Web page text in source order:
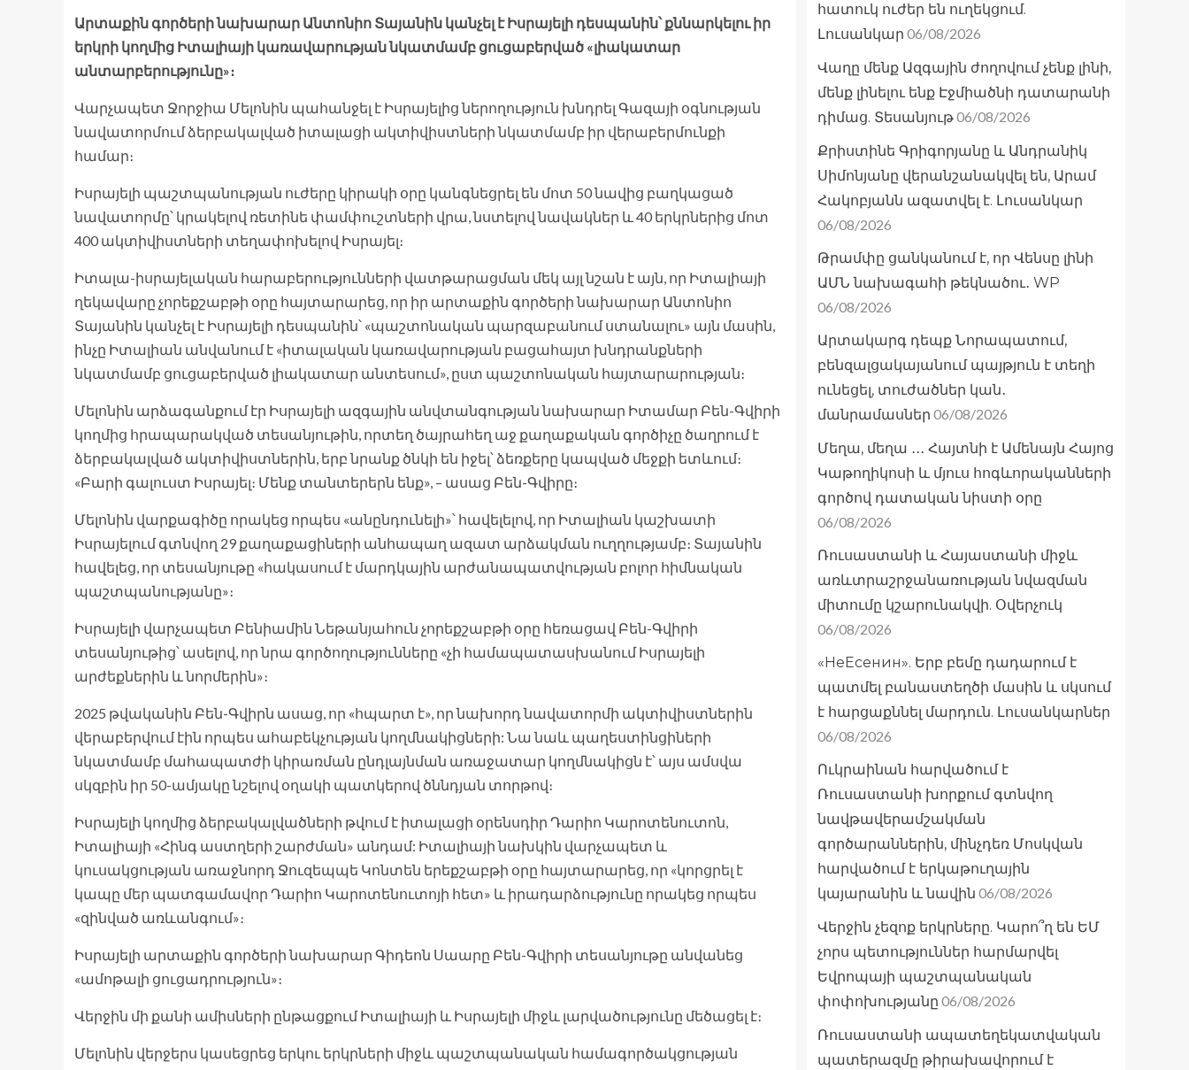
Արտաքին գործերի նախարար Անտոնիո Տայանին կանչել է Իսրայելի դեսպանին՝ քննարկելու իր
երկրի կողմից Իտալիայի կառավարության նկատմամբ ցուցաբերված «լիակատար
անտարբերությունը»։
Վարչապետ Ջորջիա Մելոնին պահանջել է Իսրայելից ներողություն խնդրել Գազայի օգնության
նավատորմում ձերբակալված իտալացի ակտիվիստների նկատմամբ իր վերաբերմունքի
համար։
Իսրայելի պաշտպանության ուժերը կիրակի օրը կանգնեցրել են մոտ 50 նավից բաղկացած
նավատորմը՝ կրակելով ռետինե փամփուշտների վրա, նստելով նավակներ և 40 երկրներից մոտ
400 ակտիվիստների տեղափոխելով Իսրայել։
Իտալա-իսրայելական հարաբերությունների վատթարացման մեկ այլ նշան է այն, որ Իտալիայի
ղեկավարը չորեքշաբթի օրը հայտարարեց, որ իր արտաքին գործերի նախարար Անտոնիո
Տայանին կանչել է Իսրայելի դեսպանին՝ «պաշտոնական պարզաբանում ստանալու» այն մասին,
ինչը Իտալիան անվանում է «իտալական կառավարության բացահայտ խնդրանքների
նկատմամբ ցուցաբերված լիակատար անտեսում», ըստ պաշտոնական հայտարարության։
Մելոնին արձագանքում էր Իսրայելի ազգային անվտանգության նախարար Իտամար Բեն-Գվիրի
կողմից հրապարակված տեսանյութին, որտեղ ծայրահեղ աջ քաղաքական գործիչը ծաղրում է
ձերբակալված ակտիվիստներին, երբ նրանք ծնկի են իջել՝ ձեռքերը կապված մեջքի ետևում։
«Բարի գալուստ Իսրայել։ Մենք տանտերերն ենք», – ասաց Բեն-Գվիրը։
Մելոնին վարքագիծը որակեց որպես «անընդունելի»՝ հավելելով, որ Իտալիան կաշխատի
Իսրայելում գտնվող 29 քաղաքացիների անհապաղ ազատ արձակման ուղղությամբ։ Տայանին
հավելեց, որ տեսանյութը «հակասում է մարդկային արժանապատվության բոլոր հիմնական
պաշտպանությանը»։
Իսրայելի վարչապետ Բենիամին Նեթանյահուն չորեքշաբթի օրը հեռացավ Բեն-Գվիրի
տեսանյութից՝ ասելով, որ նրա գործողությունները «չի համապատասխանում Իսրայելի
արժեքներին և նորմերին»։
2025 թվականին Բեն-Գվիրն ասաց, որ «հպարտ է», որ նախորդ նավատորմի ակտիվիստներին
վերաբերվում էին որպես ահաբեկչության կողմնակիցների: Նա նաև պաղեստինցիների
նկատմամբ մահապատժի կիրառման ընդլայնման առաջատար կողմնակիցն է՝ այս ամսվա
սկզբին իր 50-ամյակը նշելով օղակի պատկերով ծննդյան տորթով։
Իսրայելի կողմից ձերբակալվածների թվում է իտալացի օրենսդիր Դարիո Կարոտենուտոն,
Իտալիայի «Հինգ աստղերի շարժման» անդամ: Իտալիայի նախկին վարչապետ և
կուսակցության առաջնորդ Ջուզեպպե Կոնտեն երեքշաբթի օրը հայտարարեց, որ «կորցրել է
կապը մեր պատգամավոր Դարիո Կարոտենուտոյի հետ» և իրադարձությունը որակեց որպես
«զինված առևանգում»։
Իսրայելի արտաքին գործերի նախարար Գիդեոն Սաարը Բեն-Գվիրի տեսանյութը անվանեց
«ամոթալի ցուցադրություն»։
Վերջին մի քանի ամիսների ընթացքում Իտալիայի և Իսրայելի միջև լարվածությունը մեծացել է։
Մելոնին վերջերս կասեցրեց երկու երկրների միջև պաշտպանական համագործակցության
հատուկ ուժեր են ուղեկցում.
Լուսանկար 06/08/2026
Վաղը մենք Ազգային ժողովում չենք լինի,
մենք լինելու ենք Էջմիածնի դատարանի
դիմաց. Տեսանյութ06/08/2026
Քրիստինե Գրիգորյանը և Անդրանիկ
Սիմոնյանը վերանշանակվել են, Արամ
Հակոբյանն ազատվել է. Լուսանկար
06/08/2026
Թրամփը ցանկանում է, որ Վենսը լինի
ԱՄՆ նախագահի թեկնածու․ WP
06/08/2026
Արտակարգ դեպք Նորապատում,
բենզալցակայանում պայթյուն է տեղի
ունեցել, տուժածներ կան․
մանրամասներ 06/08/2026
Մեղա, մեղա ․․․ Հայտնի է Ամենայն Հայոց
Կաթողիկոսի և մյուս հոգևորականների
գործով դատական նիստի օրը
06/08/2026
Ռուսաստանի և Հայաստանի միջև
առևտրաշրջանառության նվազման
միտումը կշարունակվի. Օվերչուկ
06/08/2026
«НеЕсенин». Երբ բեմը դադարում է
պատմել բանաստեղծի մասին և սկսում
է հարցաքննել մարդուն. Լուսանկարներ
06/08/2026
Ուկրաինան հարվածում է
Ռուսաստանի խորքում գտնվող
նավթավերամշակման
գործարաններին, մինչդեռ Մոսկվան
հարվածում է երկաթուղային
կայարանին և նավին 06/08/2026
Վերջին չեզոք երկրները. Կարո՞ղ են ԵՄ
չորս պետություններ հարմարվել
Եվրոպայի պաշտպանական
փոփոխությանը 06/08/2026
Ռուսաստանի ապատեղեկատվական
պատերազմը թիրախավորում է